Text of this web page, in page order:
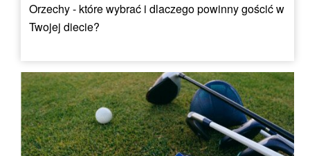
Orzechy - które wybrać i dlaczego powinny gościć w
Twojej diecie?